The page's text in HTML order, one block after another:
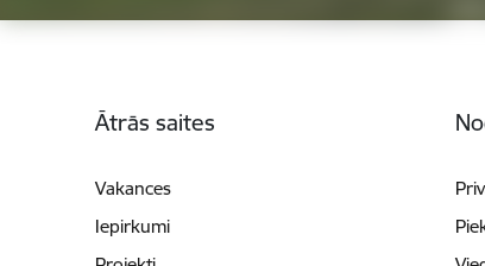
Ātrās saites
Vakances
Iepirkumi